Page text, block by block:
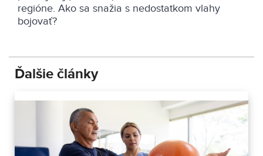
regióne. Ako sa snažia s nedostatkom vlahy
bojovať?
Ďalšie články